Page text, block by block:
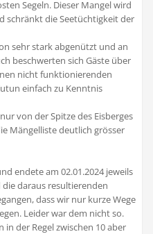
Segeln. Dieser Mangel wird
schränkt die Seetüchtigkeit der
sehr stark abgenützt und an
beschwerten sich Gäste über
nicht funktionierenden
einfach zu Kenntnis
von der Spitze des Eisberges
Mängelliste deutlich grösser
endete am 02.01.2024 jeweils
daraus resultierenden
dass wir nur kurze Wege
Leider war dem nicht so.
der Regel zwischen 10 aber